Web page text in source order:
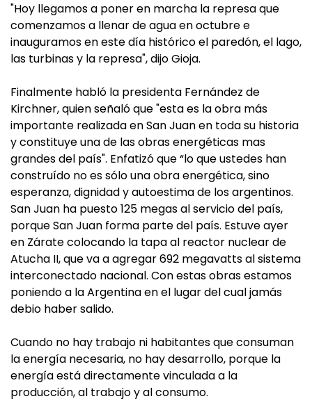
"Hoy llegamos a poner en marcha la represa que
comenzamos a llenar de agua en octubre e
inauguramos en este día histórico el paredón, el lago,
las turbinas y la represa", dijo Gioja.
Finalmente habló la presidenta Fernández de
Kirchner, quien señaló que "esta es la obra más
importante realizada en San Juan en toda su historia
y constituye una de las obras energéticas mas
grandes del país". Enfatizó que “lo que ustedes han
construído no es sólo una obra energética, sino
esperanza, dignidad y autoestima de los argentinos.
San Juan ha puesto 125 megas al servicio del país,
porque San Juan forma parte del país. Estuve ayer
en Zárate colocando la tapa al reactor nuclear de
Atucha II, que va a agregar 692 megavatts al sistema
interconectado nacional. Con estas obras estamos
poniendo a la Argentina en el lugar del cual jamás
debio haber salido.
Cuando no hay trabajo ni habitantes que consuman
la energía necesaria, no hay desarrollo, porque la
energía está directamente vinculada a la
producción, al trabajo y al consumo.